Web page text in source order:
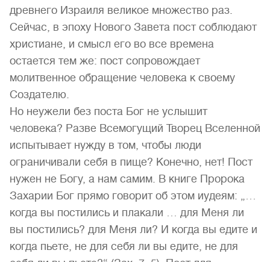
древнего Израиля великое множество раз.
Сейчас, в эпоху Нового Завета пост соблюдают
христиане, и смысл его во все времена
остается тем же: пост сопровождает
молитвенное обращение человека к своему
Создателю.
Но неужели без поста Бог не услышит
человека? Разве Всемогущий Творец Вселенной
испытывает нужду в том, чтобы люди
ограничивали себя в пище? Конечно, нет! Пост
нужен не Богу, а нам самим. В книге Пророка
Захарии Бог прямо говорит об этом иудеям: „…
когда вы постились и плакали … для Меня ли
вы постились? для Меня ли? И когда вы едите и
когда пьете, не для себя ли вы едите, не для